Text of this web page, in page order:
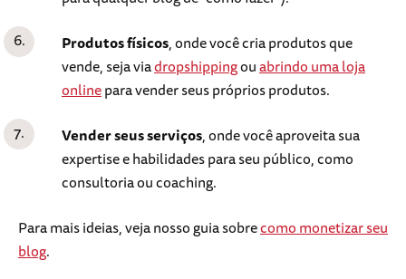
Produtos físicos, onde você cria produtos que
vende, seja viadropshippingouabrindo uma loja
onlinepara vender seus próprios produtos.
Vender seus serviços, onde você aproveita sua
expertise e habilidades para seu público, como
consultoria ou coaching.
Para mais ideias, veja nosso guia sobrecomo monetizar seu
blog.